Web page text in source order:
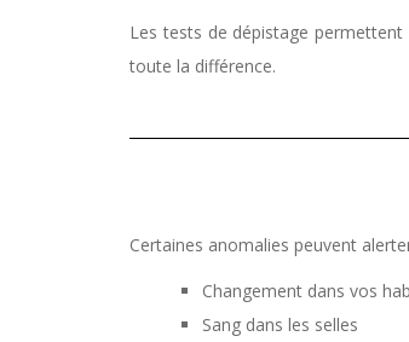
Les tests de dépistage permettent
toute la différence.
Certaines anomalies peuvent
Changement dans vos
Sang dans les selles